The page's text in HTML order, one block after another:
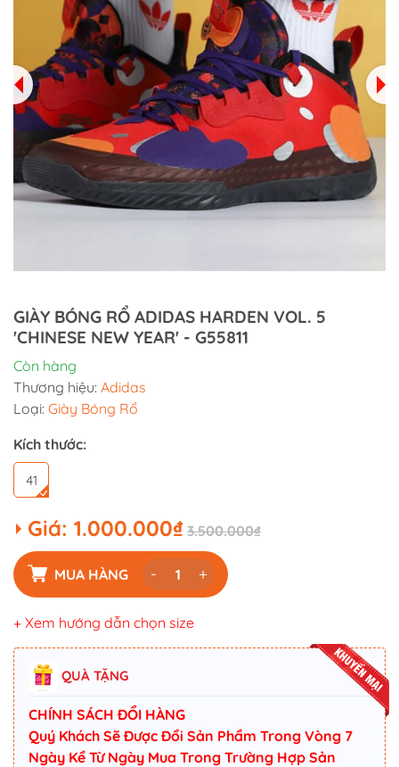
GIÀY BÓNG RỔ ADIDAS HARDEN VOL. 5
'CHINESE NEW YEAR' - G55811
Còn hàng
Thương hiệu: Adidas
Loại: Giày Bóng Rổ
Kích thước:
41
Giá: 1.000.000₫ 3.500.000₫
MUA HÀNG - +
+ Xem hướng dẫn chọn size
QUÀ TẶNG
CHÍNH SÁCH ĐỔI HÀNG
Quý Khách Sẽ Được Đổi Sản Phẩm Trong Vòng 7
Ngày Kể Từ Ngày Mua Trong Trường Hợp Sản